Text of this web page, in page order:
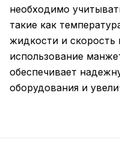
необходимо
такие как
жидкости и скорость
использование
обеспечивает
оборудования и